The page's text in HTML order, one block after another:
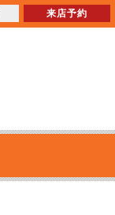
来店予約